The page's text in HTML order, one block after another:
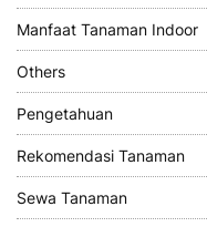
Manfaat Tanaman Indoor
Others
Pengetahuan
Rekomendasi Tanaman
Sewa Tanaman